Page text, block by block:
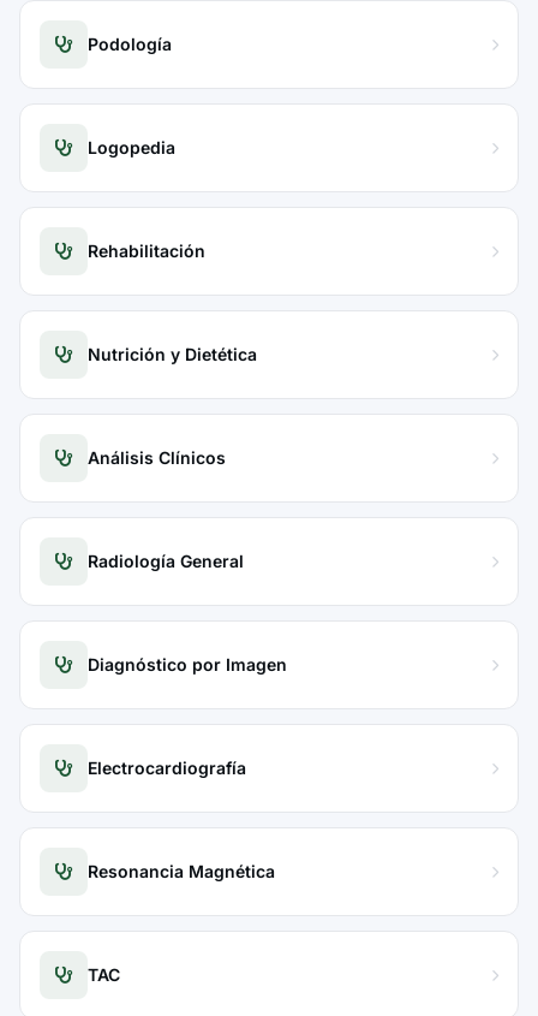
Podología
Logopedia
Rehabilitación
Nutrición y Dietética
Análisis Clínicos
Radiología General
Diagnóstico por Imagen
Electrocardiografía
Resonancia Magnética
TAC